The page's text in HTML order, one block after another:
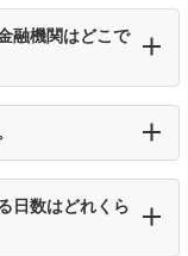
融機関はどこで
日数はどれくら